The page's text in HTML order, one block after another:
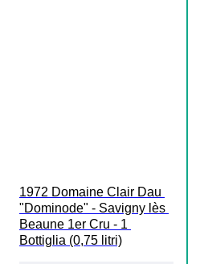
1972 Domaine Clair Dau
"Dominode" - Savigny lès
Beaune 1er Cru - 1
Bottiglia (0,75 litri)